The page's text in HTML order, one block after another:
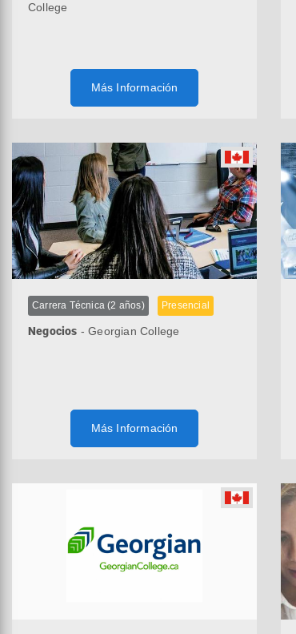
College
Más Información
Carrera Técnica (2 años) Presencial
Negocios - Georgian College
Más Información